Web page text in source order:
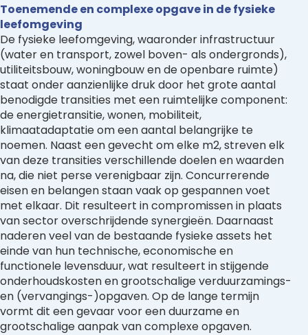
Toenemende en complexe opgave in de fysieke
leefomgeving
De fysieke leefomgeving, waaronder infrastructuur
(water en transport, zowel boven- als ondergronds),
utiliteitsbouw, woningbouw en de openbare ruimte)
staat onder aanzienlijke druk door het grote aantal
benodigde transities met een ruimtelijke component:
de energietransitie, wonen, mobiliteit,
klimaatadaptatie om een aantal belangrijke te
noemen. Naast een gevecht om elke m2, streven elk
van deze transities verschillende doelen en waarden
na, die niet perse verenigbaar zijn. Concurrerende
eisen en belangen staan vaak op gespannen voet
met elkaar. Dit resulteert in compromissen in plaats
van sector overschrijdende synergieën. Daarnaast
naderen veel van de bestaande fysieke assets het
einde van hun technische, economische en
functionele levensduur, wat resulteert in stijgende
onderhoudskosten en grootschalige verduurzamings-
en (vervangings-)opgaven. Op de lange termijn
vormt dit een gevaar voor een duurzame en
grootschalige aanpak van complexe opgaven.